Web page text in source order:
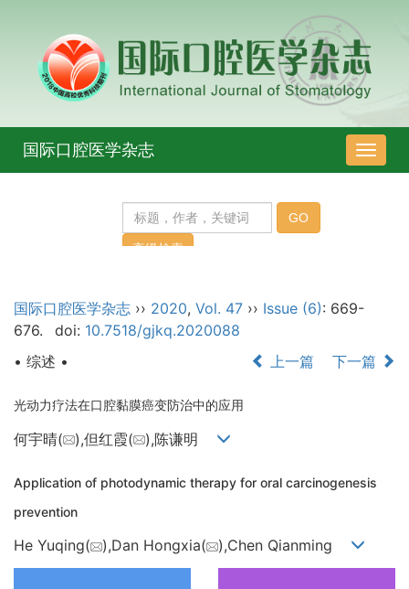
导
航
国际口腔医学杂志
国际口腔医学杂志 ›› 2020, Vol. 47 ›› Issue (6): 669-
676.
doi: 10.7518/gjkq.2020088
• 综述 •
上一篇 下一篇
光动力疗法在口腔黏膜癌变防治中的应用
何宇晴( ),但红霞( ),陈谦明
Application of photodynamic therapy for oral carcinogenesis
prevention
He Yuqing( ),Dan Hongxia( ),Chen Qianming